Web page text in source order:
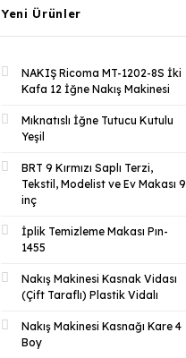
Yeni Ürünler
NAKIŞ Ricoma MT-1202-8S İki
Kafa 12 İğne Nakış Makinesi
Mıknatıslı İğne Tutucu Kutulu
Yeşil
BRT 9 Kırmızı Saplı Terzi,
Tekstil, Modelist ve Ev Makası 9
inç
İplik Temizleme Makası Pın-
1455
Nakış Makinesi Kasnak Vidası
(Çift Taraflı) Plastik Vidalı
Nakış Makinesi Kasnağı Kare 4
Boy